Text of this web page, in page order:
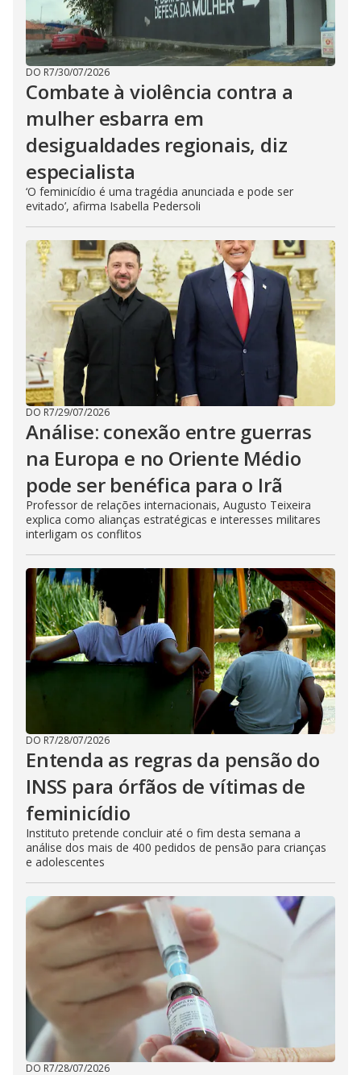
DO R7/30/07/2026
Combate à violência contra a
mulher esbarra em
desigualdades regionais, diz
especialista
‘O feminicídio é uma tragédia anunciada e pode ser
evitado’, afirma Isabella Pedersoli
DO R7/29/07/2026
Análise: conexão entre guerras
na Europa e no Oriente Médio
pode ser benéfica para o Irã
Professor de relações internacionais, Augusto Teixeira
explica como alianças estratégicas e interesses militares
interligam os conflitos
DO R7/28/07/2026
Entenda as regras da pensão do
INSS para órfãos de vítimas de
feminicídio
Instituto pretende concluir até o fim desta semana a
análise dos mais de 400 pedidos de pensão para crianças
e adolescentes
DO R7/28/07/2026